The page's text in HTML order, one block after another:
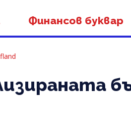
Финансов буквар